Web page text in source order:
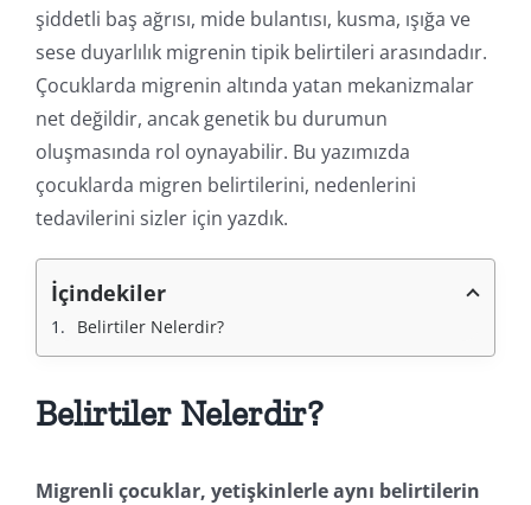
şiddetli baş ağrısı, mide bulantısı, kusma, ışığa ve
sese duyarlılık migrenin tipik belirtileri arasındadır.
Çocuklarda migrenin altında yatan mekanizmalar
net değildir, ancak genetik bu durumun
oluşmasında rol oynayabilir. Bu yazımızda
çocuklarda migren belirtilerini, nedenlerini
tedavilerini sizler için yazdık.
İçindekiler
Belirtiler Nelerdir?
Belirtiler Nelerdir?
Migrenli çocuklar, yetişkinlerle aynı belirtilerin